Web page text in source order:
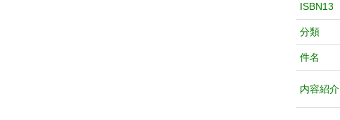
ISBN13
分類
件名
内容紹介